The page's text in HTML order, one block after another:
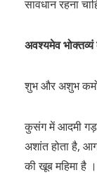
सावधान रहना
अवश्यमेव
शुभ और अशुभ
कुसंग में आदमी
अशांत होता है,
की खूब महिमा है